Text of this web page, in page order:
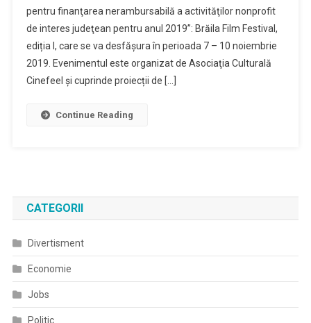
pentru finanţarea nerambursabilă a activităţilor nonprofit
de interes judeţean pentru anul 2019”: Brăila Film Festival,
ediția I, care se va desfășura în perioada 7 – 10 noiembrie
2019. Evenimentul este organizat de Asociaţia Culturală
Cinefeel și cuprinde proiecții de […]
Continue Reading
CATEGORII
Divertisment
Economie
Jobs
Politic